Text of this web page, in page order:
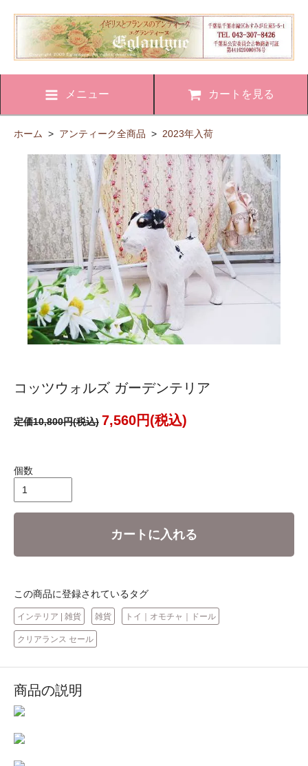
メニュー カートを見る
ホーム > アンティーク全商品 > 2023年入荷
コッツウォルズ ガーデンテリア
定価10,800円(税込) 7,560円(税込)
個数
カートに入れる
この商品に登録されているタグ
インテリア | 雑貨 雑貨 トイ｜オモチャ｜ドール
クリアランス セール
商品の説明